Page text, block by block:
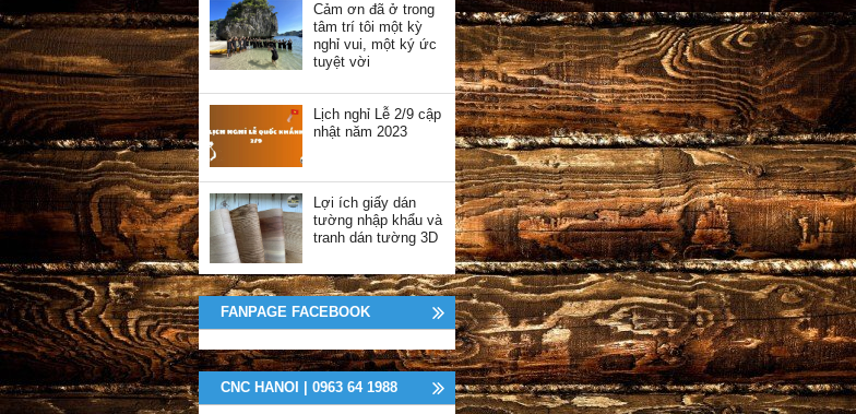
Cảm ơn đã ở trong
tâm trí tôi một kỳ
nghỉ vui, một ký ức
tuyệt vời
Lịch nghỉ Lễ 2/9 cập
nhật năm 2023
Lợi ích giấy dán
tường nhập khẩu và
tranh dán tường 3D
FANPAGE FACEBOOK
CNC HANOI | 0963 64 1988